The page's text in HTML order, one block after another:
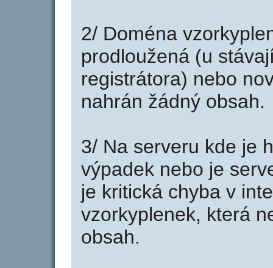
2/ Doména
prodloužená (u
registrátora) nebo
nahrán žádný obsah.
3/ Na serveru kde je
výpadek nebo je
je kritická chyba v
vzorkyplenek, která
obsah.